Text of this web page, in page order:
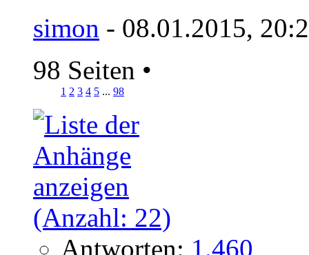
simon - 08.01.2015,
98 Seiten •
1 2 3 4 5 ... 98
Antworten: 1.460